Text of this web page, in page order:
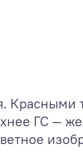
Красными
ГС —